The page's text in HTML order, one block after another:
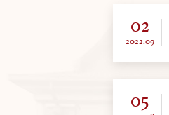
02
2022.09
05